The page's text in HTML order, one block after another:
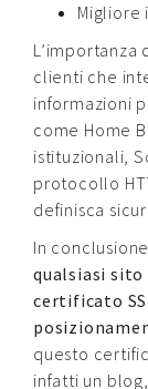
Migliore
clienti che
informazioni
come Home
istituzionali,
protocollo
definisca
In
qualsiasi sito
certificato
questo
infatti un